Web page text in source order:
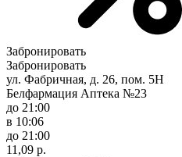
Забронировать
Забронировать
ул. Фабричная, д. 26, пом. 5Н
Белфармация Аптека №23
до 21:00
в 10:06
до 21:00
11,09 р.